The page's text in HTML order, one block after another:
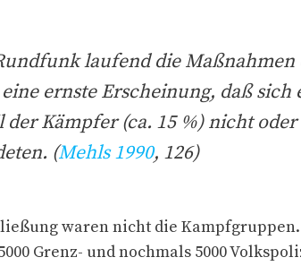
laufend die Maßnahmen
ernste Erscheinung, daß sich
Kämpfer (ca. 15 %) nicht oder
(Mehls 1990, 126)
waren nicht die
Grenz- und nochmals 5000